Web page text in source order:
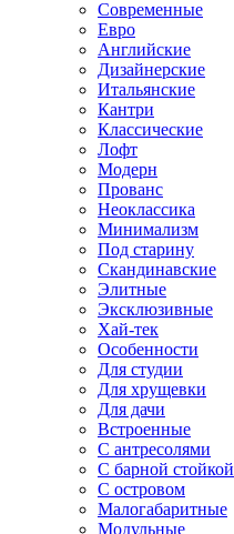
Современные
Евро
Английские
Дизайнерские
Итальянские
Кантри
Классические
Лофт
Модерн
Прованс
Неоклассика
Минимализм
Под старину
Скандинавские
Элитные
Эксклюзивные
Хай-тек
Особенности
Для студии
Для хрущевки
Для дачи
Встроенные
С антресолями
С барной стойкой
С островом
Малогабаритные
Модульные